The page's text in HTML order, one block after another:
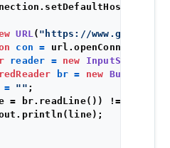
URL( "https://
con =
reader = new
br = new
= "" ;
= br.readLine()) !=